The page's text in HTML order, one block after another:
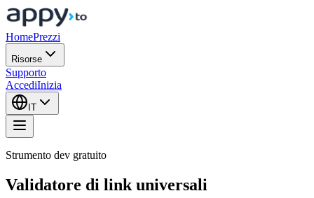
HomePrezzi
Risorse
Supporto
AccediInizia
IT
Strumento dev gratuito
Validatore di link universali